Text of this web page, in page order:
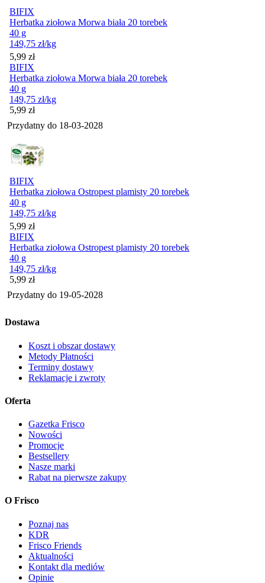
BIFIX
Herbatka ziołowa Morwa biała 20 torebek
40 g
149,75 zł/kg
Cena
5,99 zł
BIFIX
Herbatka ziołowa Morwa biała 20 torebek
40 g
149,75 zł/kg
Cena
5,99 zł
Przydatny do 18-03-2028
BIFIX
Herbatka ziołowa Ostropest plamisty 20 torebek
40 g
149,75 zł/kg
Cena
5,99 zł
BIFIX
Herbatka ziołowa Ostropest plamisty 20 torebek
40 g
149,75 zł/kg
Cena
5,99 zł
Przydatny do 19-05-2028
Dostawa
Koszt i obszar dostawy
Metody Płatności
Terminy dostawy
Reklamacje i zwroty
Oferta
Gazetka Frisco
Nowości
Promocje
Bestsellery
Nasze marki
Rabat na pierwsze zakupy
O Frisco
Poznaj nas
KDR
Frisco Friends
Aktualności
Kontakt dla mediów
Opinie